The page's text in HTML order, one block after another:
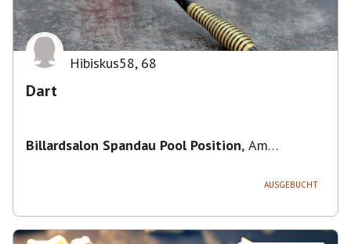
Hibiskus58, 68
Dart
Billardsalon Spandau Pool Position, Am
AUSGEBUCHT